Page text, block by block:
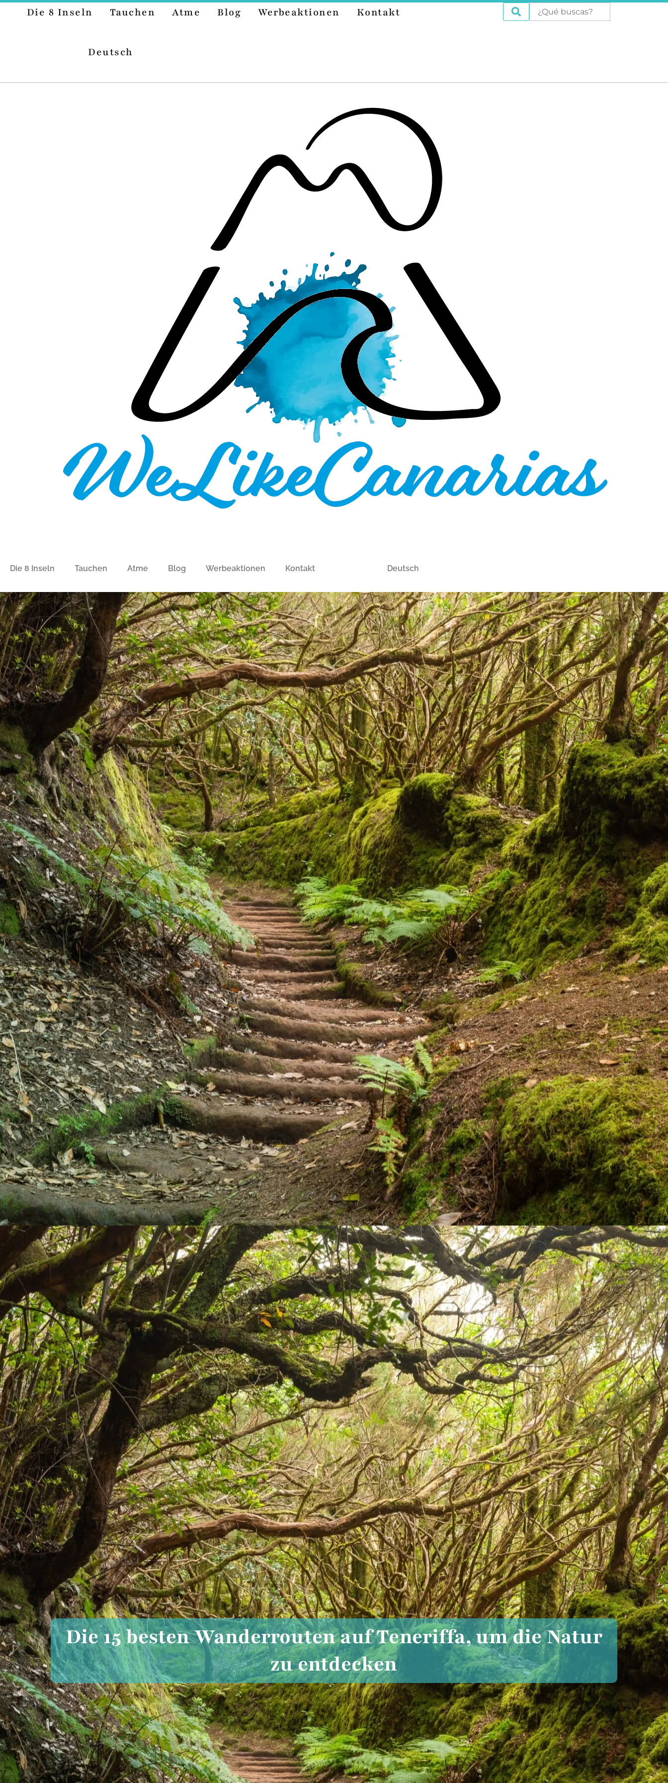
Die 8 Inseln Tauchen Atme Blog Werbeaktionen Kontakt
Deutsch
Die 8 Inseln Tauchen Atme Blog Werbeaktionen Kontakt Deutsch
Die 15 besten Wanderrouten auf Teneriffa, um die Natur
zu entdecken